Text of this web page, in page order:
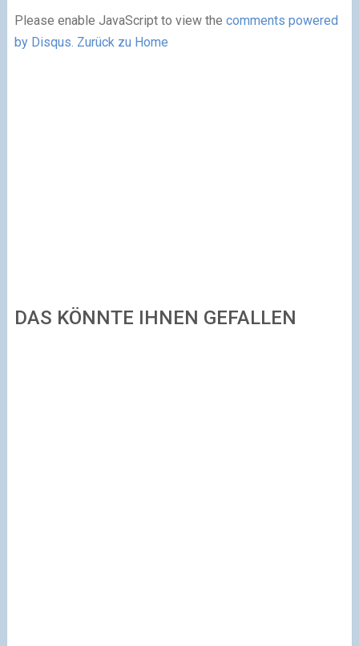
Please enable JavaScript to view the comments powered
by Disqus. Zurück zu Home
DAS KÖNNTE IHNEN GEFALLEN